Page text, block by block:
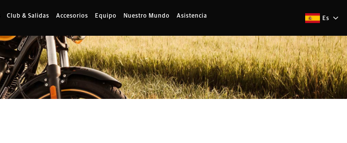
Club & Salidas Accesorios Equipo Nuestro Mundo Asistencia Es